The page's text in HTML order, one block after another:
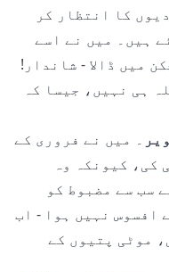
کا انتظار کر
ہیں۔ میں نے اسے
میں ڈالا - شاندار!
ہی نہیں، جیسا کہ
۔ میں نے فروری کے
کی، کیونکہ وہ
سب سے مضبوط کو
افسوس نہیں ہوا - اب
موٹی پتیوں کے